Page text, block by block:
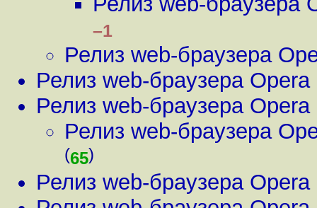
–1
Релиз web-браузера
Релиз web-браузера Opera
Релиз web-браузера Opera
Релиз web-браузера
(65)
Релиз web-браузера Opera